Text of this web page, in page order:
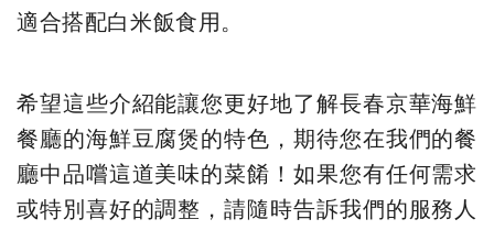
適合搭配白米飯食用。
希望這些介紹能讓您更好地了解長春京華海鮮
餐廳的海鮮豆腐煲的特色，期待您在我們的餐
廳中品嚐這道美味的菜餚！如果您有任何需求
或特別喜好的調整，請隨時告訴我們的服務人